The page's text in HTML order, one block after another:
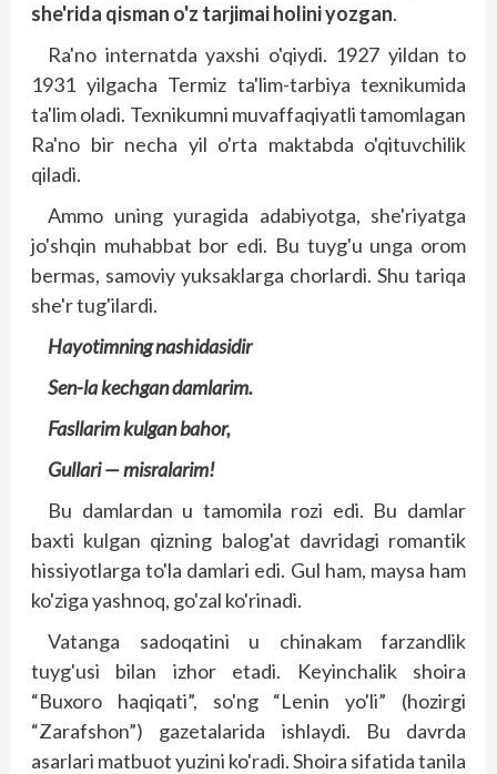
she'rida qisman o'z tarjimaiholiniyozgan.
Ra'no internatda yaxshi o'qiydi. 1927 yildan to
1931 yilgacha Termiz ta'lim-tarbiya texnikumida
ta'lim oladi. Texnikumni muvaffaqiyatli tamomlagan
Ra'no bir necha yil o'rta maktabda o'qituvchilik
qiladi.
Ammo uning yuragida adabiyotga, she'riyatga
jo'shqin muhabbat bor edi. Bu tuyg'u unga orom
bermas, samoviy yuksaklarga chorlardi. Shu tariqa
she'r tug'ilardi.
Hayotimning nashidasidir
Sen-la kechgan damlarim.
Fasllarim kulgan bahor,
Gullari — misralarim!
Bu damlardan u tamomila rozi edi. Bu damlar
baxti kulgan qizning balog'at davridagi romantik
hissiyotlarga to'la damlari edi. Gul ham, maysa ham
ko'ziga yashnoq, go'zal ko'rinadi.
Vatanga sadoqatini u chinakam farzandlik
tuyg'usi bilan izhor etadi. Keyinchalik shoira
“Buxoro haqiqati”, so'ng “Lenin yo'li” (hozirgi
“Zarafshon”) gazetalarida ishlaydi. Bu davrda
asarlari matbuot yuzini ko'radi. Shoira sifatida tanila